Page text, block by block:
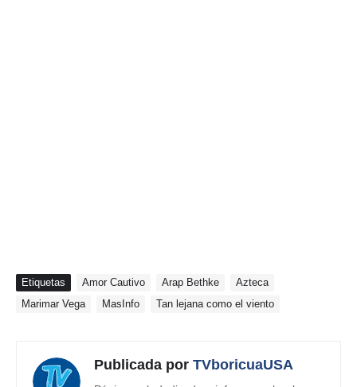
Etiquetas Amor Cautivo Arap Bethke
Azteca
Marimar Vega
MasInfo Tan lejana como el viento
Publicada por TVboricuaUSA